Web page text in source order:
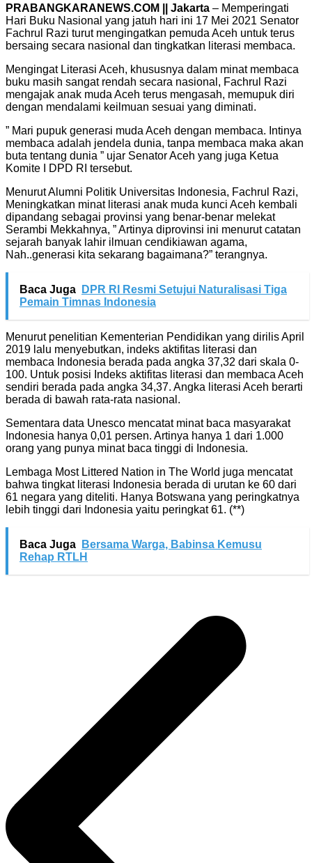
PRABANGKARANEWS.COM || Jakarta – Memperingati
Hari Buku Nasional yang jatuh hari ini 17 Mei 2021 Senator
Fachrul Razi turut mengingatkan pemuda Aceh untuk terus
bersaing secara nasional dan tingkatkan literasi membaca.
Mengingat Literasi Aceh, khususnya dalam minat membaca
buku masih sangat rendah secara nasional, Fachrul Razi
mengajak anak muda Aceh terus mengasah, memupuk diri
dengan mendalami keilmuan sesuai yang diminati.
” Mari pupuk generasi muda Aceh dengan membaca. Intinya
membaca adalah jendela dunia, tanpa membaca maka akan
buta tentang dunia ” ujar Senator Aceh yang juga Ketua
Komite I DPD RI tersebut.
Menurut Alumni Politik Universitas Indonesia, Fachrul Razi,
Meningkatkan minat literasi anak muda kunci Aceh kembali
dipandang sebagai provinsi yang benar-benar melekat
Serambi Mekkahnya, ” Artinya diprovinsi ini menurut catatan
sejarah banyak lahir ilmuan cendikiawan agama,
Nah..generasi kita sekarang bagaimana?” terangnya.
Baca Juga
DPR RI Resmi Setujui Naturalisasi Tiga
Pemain Timnas Indonesia
Menurut penelitian Kementerian Pendidikan yang dirilis April
2019 lalu menyebutkan, indeks aktifitas literasi dan
membaca Indonesia berada pada angka 37,32 dari skala 0-
100. Untuk posisi Indeks aktifitas literasi dan membaca Aceh
sendiri berada pada angka 34,37. Angka literasi Aceh berarti
berada di bawah rata-rata nasional.
Sementara data Unesco mencatat minat baca masyarakat
Indonesia hanya 0,01 persen. Artinya hanya 1 dari 1.000
orang yang punya minat baca tinggi di Indonesia.
Lembaga Most Littered Nation in The World juga mencatat
bahwa tingkat literasi Indonesia berada di urutan ke 60 dari
61 negara yang diteliti. Hanya Botswana yang peringkatnya
lebih tinggi dari Indonesia yaitu peringkat 61. (**)
Baca Juga
Bersama Warga, Babinsa Kemusu
Rehap RTLH